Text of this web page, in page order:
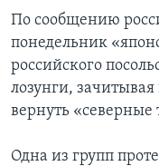
По сообщению
понедельник
российского
лозунги,
вернуть «северные
Одна из групп